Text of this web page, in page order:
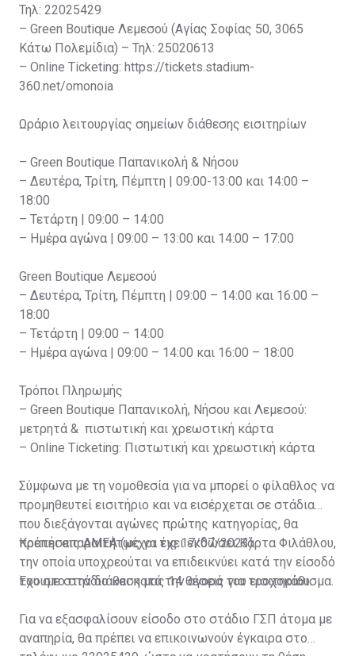
Τηλ: 22025429
– Green Boutique Λεμεσού (Αγίας Σοφίας 50, 3065
Κάτω Πολεμίδια) – Τηλ: 25020613
– Online Ticketing: https://tickets.stadium-
360.net/omonoia
Ωράριο λειτουργίας σημείων διάθεσης εισιτηρίων
– Green Boutique Παπανικολή & Νήσου
– Δευτέρα, Τρίτη, Πέμπτη | 09:00-13:00 και 14:00 –
18:00
– Τετάρτη | 09:00 – 14:00
– Ημέρα αγώνα | 09:00 – 13:00 και 14:00 – 17:00
Green Boutique Λεμεσού
– Δευτέρα, Τρίτη, Πέμπτη | 09:00 – 14:00 και 16:00 –
18:00
– Τετάρτη | 09:00 – 14:00
– Ημέρα αγώνα | 09:00 – 14:00 και 16:00 – 18:00
Τρόποι Πληρωμής
– Green Boutique Παπανικολή, Νήσου και Λεμεσού:
μετρητά & πιστωτική και χρεωστική κάρτα
– Online Ticketing: Πιστωτική και χρεωστική κάρτα
Σύμφωνα με τη νομοθεσία για να μπορεί ο φίλαθλος να
προμηθευτεί εισιτήριο και να εισέρχεται σε στάδια
που διεξάγονται αγώνες πρώτης κατηγορίας, θα
πρέπει απαραιτήτως να έχει εκδώσει Κάρτα Φιλάθλου,
την οποία υποχρεούται να επιδεικνύει κατά την είσοδό
του στο στάδιο και κατά την αγορά του εισιτηρίου.
Κρατήσεις ΑΜΕΑ (μέχρι τις 17/07/2023)
Έχουμε στην διάθεση μας 14 θέσεις για τροχοκάθισμα.
Για να εξασφαλίσουν είσοδο στο στάδιο ΓΣΠ άτομα με
αναπηρία, θα πρέπει να επικοινωνούν έγκαιρα στο